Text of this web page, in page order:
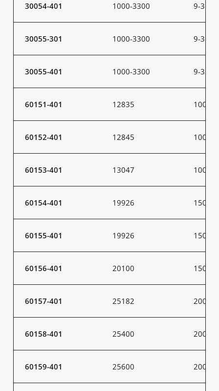
30054-401 1000-3300 9-31
30055-301 1000-3300 9-31
30055-401 1000-3300 9-31
60151-401 12835 100
60152-401 12845 100
60153-401 13047 100
60154-401 19926 150
60155-401 19926 150
60156-401 20100 150
60157-401 25182 200
60158-401 25400 200
60159-401 25600 200